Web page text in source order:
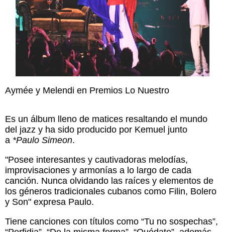
Aymée y Melendi en Premios Lo Nuestro
Es un álbum lleno de matices resaltando el mundo
del jazz y ha sido producido por Kemuel junto
a *Paulo Simeon.
"Posee interesantes y cautivadoras melodías,
improvisaciones y armonías a lo largo de cada
canción. Nunca olvidando las raíces y elementos de
los géneros tradicionales cubanos como Filin, Bolero
y Son" expresa Paulo.
Tiene canciones con títulos como “Tu no sospechas”,